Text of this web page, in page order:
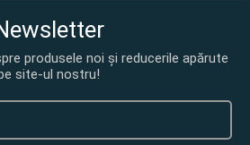
produsele noi și reducerile apărute
site-ul nostru!